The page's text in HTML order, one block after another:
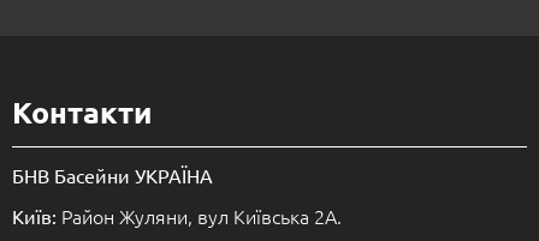
Контакти
БНВ Басейни УКРАЇНА
Київ: Район Жуляни, вул Київська 2А.